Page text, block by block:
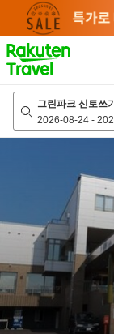
page
그린파크 신토쓰
2026-08-24 -